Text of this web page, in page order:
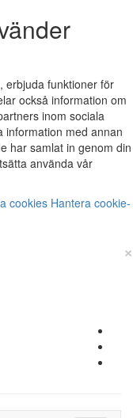
erbjuda funktioner för
också information om
inom sociala
information med annan
har samlat in genom din
använda vår
cookies Hantera cookie-
×